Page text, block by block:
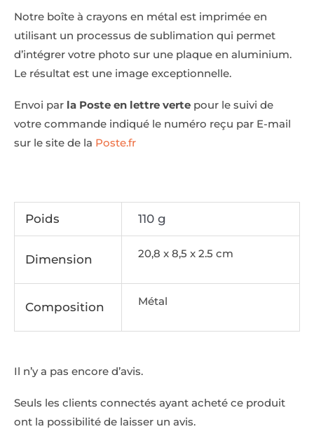
Notre boîte à crayons en métal est imprimée en
utilisant un processus de sublimation qui permet
d’intégrer votre photo sur une plaque en aluminium.
Le résultat est une image exceptionnelle.
Envoi par la Poste en lettre verte pour le suivi de
votre commande indiqué le numéro reçu par E-mail
sur le site de la Poste.fr
Poids 110 g
Dimension 20,8 x 8,5 x 2.5 cm
Composition Métal
Il n’y a pas encore d’avis.
Seuls les clients connectés ayant acheté ce produit
ont la possibilité de laisser un avis.